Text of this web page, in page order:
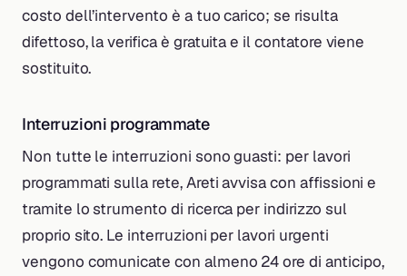
costo dell’intervento è a tuo carico; se risulta
difettoso, la verifica è gratuita e il contatore viene
sostituito.
Interruzioni programmate
Non tutte le interruzioni sono guasti: per lavori
programmati sulla rete, Areti avvisa con affissioni e
tramite lo strumento di ricerca per indirizzo sul
proprio sito. Le interruzioni per lavori urgenti
vengono comunicate con almeno 24 ore di anticipo,